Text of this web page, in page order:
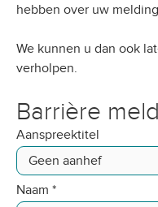
hebben over uw
We kunnen u dan ook
verholpen.
Barrière
Aanspreektitel
Naam *